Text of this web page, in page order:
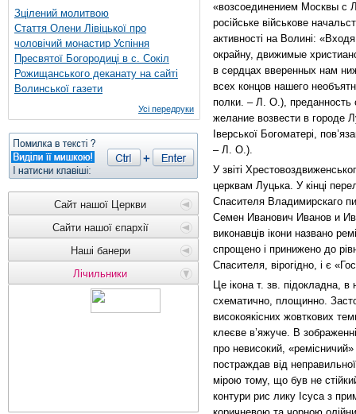
Зцілений молитвою
Стаття Олени Лівіцької про
чоловічий монастир Успіння
Пресвятої Богородиці в с. Сокіл
Рожищанського деканату на сайті
Волинської газети
Усі передруки
Сайт нашої Церкви
Сайти нашої єпархії
Наші банери
Лічильники
«возсоединением Москвы с
російське військове
активності на Волині:
окрайну, движимые
в сердцах вверенных нам
всех концов нашего
полки. – Л. О.),
желание возвести в городе
Іверської Богоматері,
– Л. О.).
У звіті
церквам Луцька. У кінці
Спасителя Владимирскаго
Семен Иванович Иванов и
виконавців ікони названо
спрощено і принижено до
Спасителя, вірогідно, і є
Це ікона т. зв. підокладна,
схематично, площинно.
високоякісних жовткових
клеєве в’яжуче. В
про невисокий,
постраждав від
мірою тому, що був не
контури рис лику Ісуса з